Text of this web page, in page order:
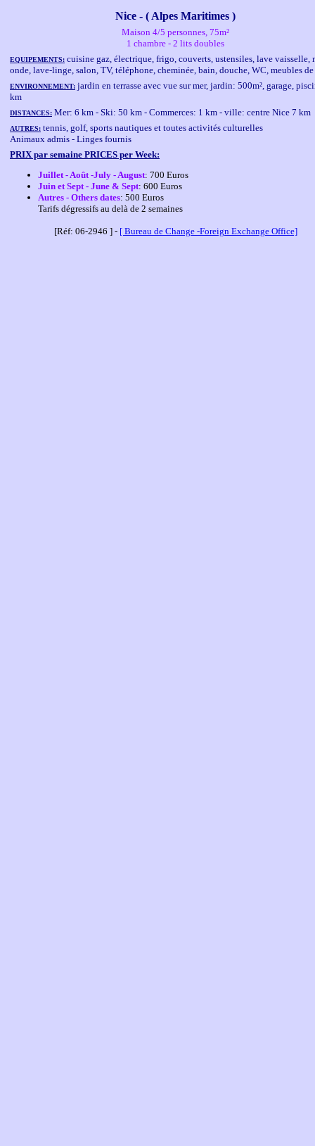
Nice - ( Alpes Maritimes )
Maison 4/5 personnes, 75m²
1 chambre - 2 lits doubles
EQUIPEMENTS: cuisine gaz, électrique, frigo, couverts, ustensiles, lave vaisselle,
onde, lave-linge, salon, TV, téléphone, cheminée, bain, douche, WC, meubles
ENVIRONNEMENT: jardin en terrasse avec vue sur mer, jardin: 500m², garage,
km
DISTANCES: Mer: 6 km - Ski: 50 km - Commerces: 1 km - ville: centre Nice 7 km
AUTRES: tennis, golf, sports nautiques et toutes activités culturelles
Animaux admis - Linges fournis
PRIX par semaine PRICES per Week:
Juillet - Août -July - August: 700 Euros
Juin et Sept - June & Sept: 600 Euros
Autres - Others dates: 500 Euros
Tarifs dégressifs au delà de 2 semaines
[Réf: 06-2946 ] - [ Bureau de Change -Foreign Exchange Office]